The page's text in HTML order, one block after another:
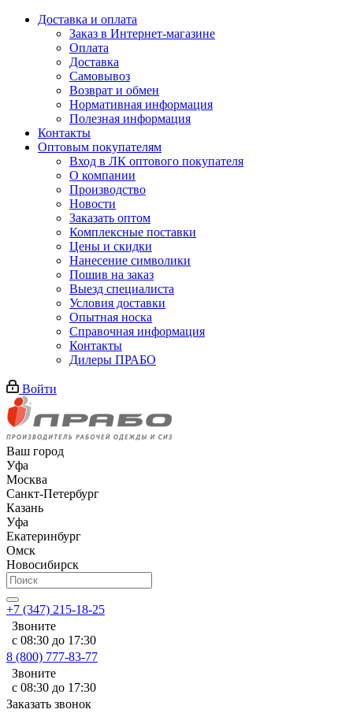
Доставка и оплата
Заказ в Интернет-магазине
Оплата
Доставка
Самовывоз
Возврат и обмен
Нормативная информация
Полезная информация
Контакты
Оптовым покупателям
Вход в ЛК оптового покупателя
О компании
Производство
Новости
Заказать оптом
Комплексные поставки
Цены и скидки
Нанесение символики
Пошив на заказ
Выезд специалиста
Условия доставки
Опытная носка
Справочная информация
Контакты
Дилеры ПРАБО
Войти
Ваш город
Уфа
Москва
Санкт-Петербург
Казань
Уфа
Екатеринбург
Омск
Новосибирск
+7 (347) 215-18-25
Звоните
с 08:30 до 17:30
8 (800) 777-83-77
Звоните
с 08:30 до 17:30
Заказать звонок